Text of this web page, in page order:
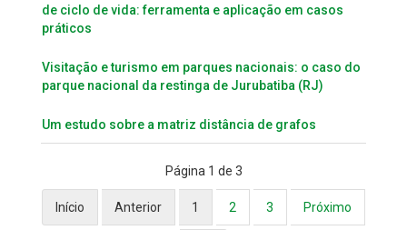
de ciclo de vida: ferramenta e aplicação em casos
práticos
Visitação e turismo em parques nacionais: o caso do
parque nacional da restinga de Jurubatiba (RJ)
Um estudo sobre a matriz distância de grafos
Página 1 de 3
Início Anterior 1 2 3 Próximo